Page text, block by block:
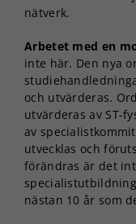
nätverk.
Arbetet med en
inte här. Den nya
och utvärderas.
utvärderas av ST-
av
utvecklas och
förändras är det
nästan 10 år som